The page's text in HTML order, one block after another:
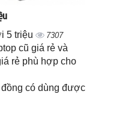
5 triệu 7307
cũ giá rẻ và
rẻ phù hợp cho
đồng có dùng được